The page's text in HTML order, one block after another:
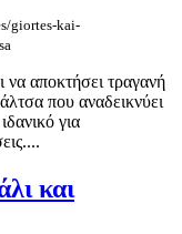
giortes-kai-
αποκτήσει τραγανή
που αναδεικνύει
για
και